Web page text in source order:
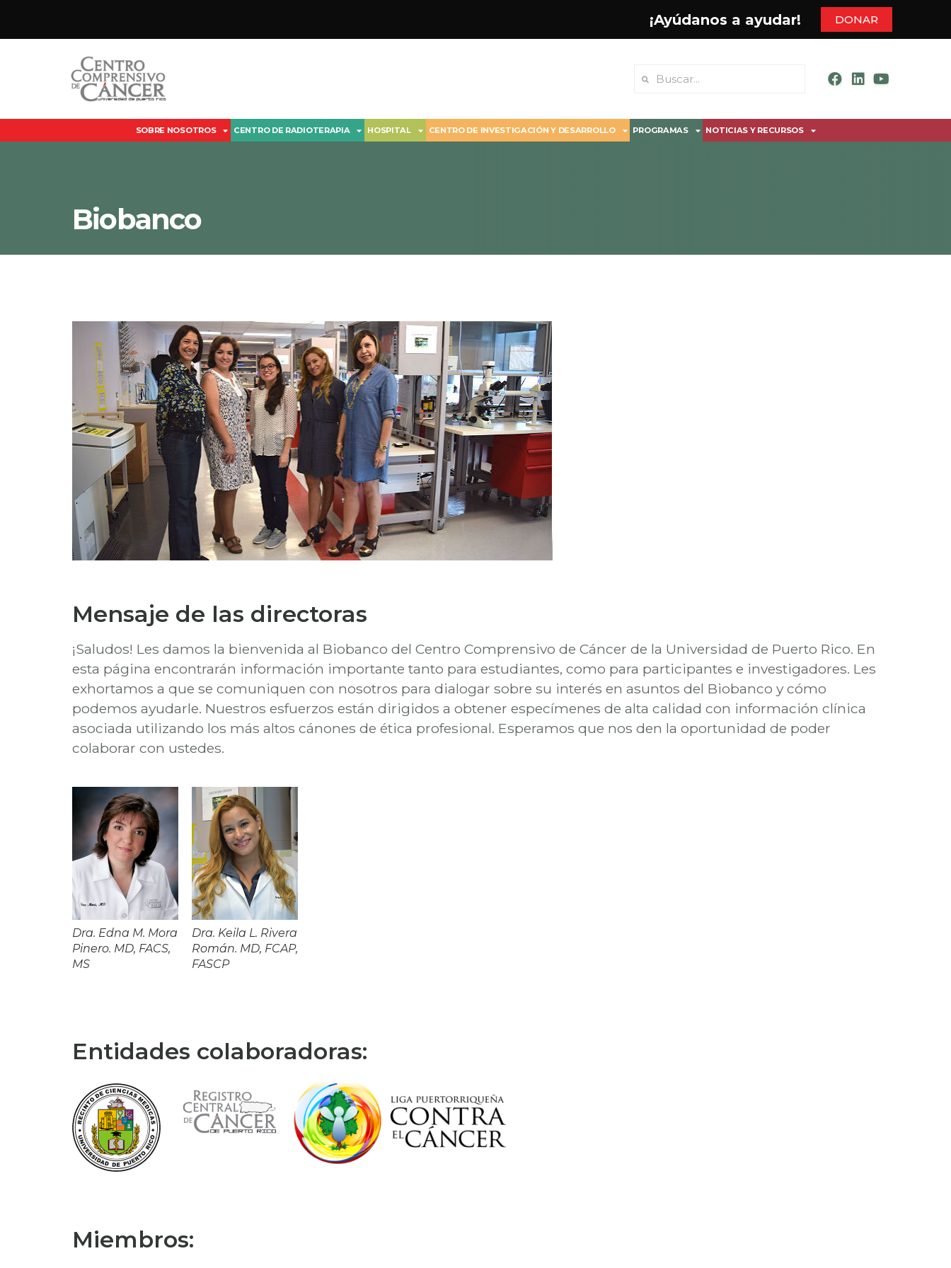
¡Ayúdanos a ayudar! DONAR
SOBRE NOSOTROS CENTRO DE RADIOTERAPIA HOSPITAL CENTRO DE INVESTIGACIÓN Y DESARROLLO PROGRAMAS NOTICIAS Y RECURSOS
Biobanco
Mensaje de las directoras
¡Saludos! Les damos la bienvenida al Biobanco del Centro Comprensivo de Cáncer de la Universidad de Puerto Rico. En
esta página encontrarán información importante tanto para estudiantes, como para participantes e investigadores. Les
exhortamos a que se comuniquen con nosotros para dialogar sobre su interés en asuntos del Biobanco y cómo
podemos ayudarle. Nuestros esfuerzos están dirigidos a obtener especímenes de alta calidad con información clínica
asociada utilizando los más altos cánones de ética profesional. Esperamos que nos den la oportunidad de poder
colaborar con ustedes.
Dra. Edna M. Mora
Pinero. MD, FACS,
MS
Dra. Keila L. Rivera
Román. MD, FCAP,
FASCP
Entidades colaboradoras:
Miembros: